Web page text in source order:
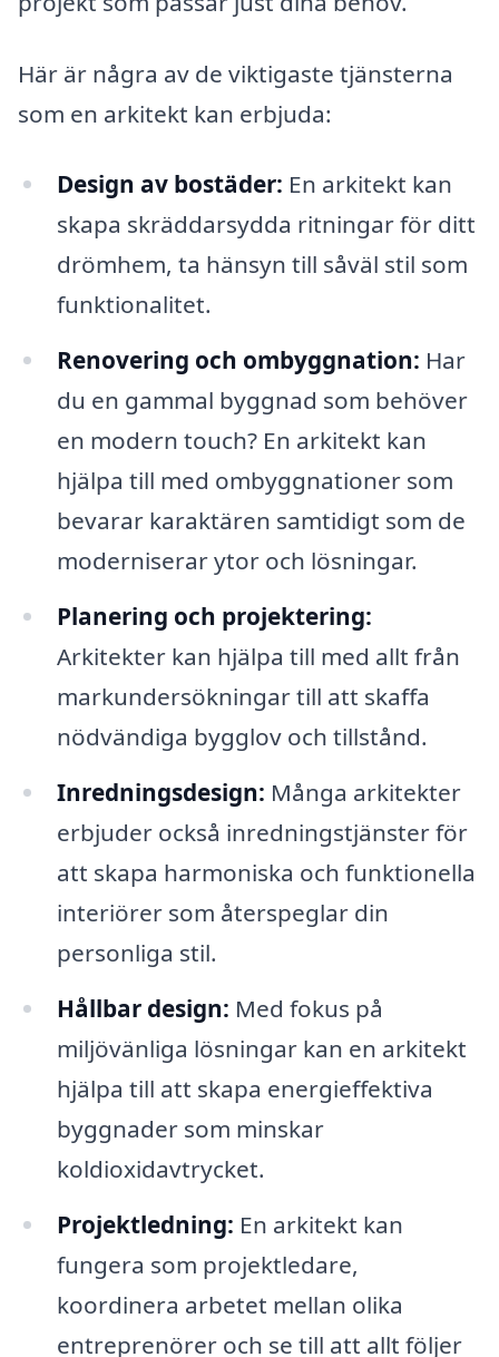
Här är några av de viktigaste tjänsterna
som en arkitekt kan erbjuda:
Design av bostäder: En arkitekt kan
skapa skräddarsydda ritningar för ditt
drömhem, ta hänsyn till såväl stil som
funktionalitet.
Renovering och ombyggnation: Har
du en gammal byggnad som behöver
en modern touch? En arkitekt kan
hjälpa till med ombyggnationer som
bevarar karaktären samtidigt som de
moderniserar ytor och lösningar.
Planering och projektering:
Arkitekter kan hjälpa till med allt från
markundersökningar till att skaffa
nödvändiga bygglov och tillstånd.
Inredningsdesign: Många arkitekter
erbjuder också inredningstjänster för
att skapa harmoniska och funktionella
interiörer som återspeglar din
personliga stil.
Hållbar design: Med fokus på
miljövänliga lösningar kan en arkitekt
hjälpa till att skapa energieffektiva
byggnader som minskar
koldioxidavtrycket.
Projektledning: En arkitekt kan
fungera som projektledare,
koordinera arbetet mellan olika
entreprenörer och se till att allt följer